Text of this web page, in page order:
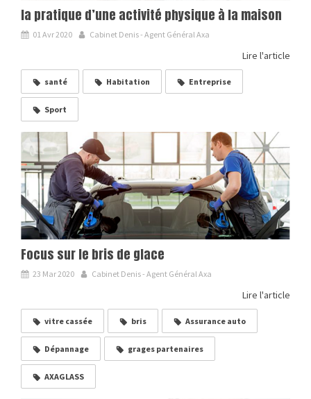
la pratique d’une activité physique à la maison
01 Avr 2020 Cabinet Denis - Agent Général Axa
Lire l'article
santé Habitation Entreprise
Sport
Focus sur le bris de glace
23 Mar 2020 Cabinet Denis - Agent Général Axa
Lire l'article
vitre cassée bris Assurance auto
Dépannage grages partenaires
AXAGLASS